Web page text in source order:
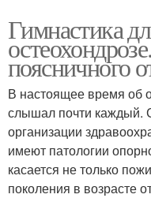
Гимнастика
поясничного
В настоящее время об
слышал почти каждый.
организации
имеют патологии
касается не только
поколения в возрасте